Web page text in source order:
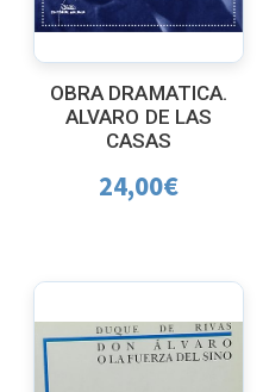
OBRA DRAMATICA.
ALVARO DE LAS
CASAS
24,00€